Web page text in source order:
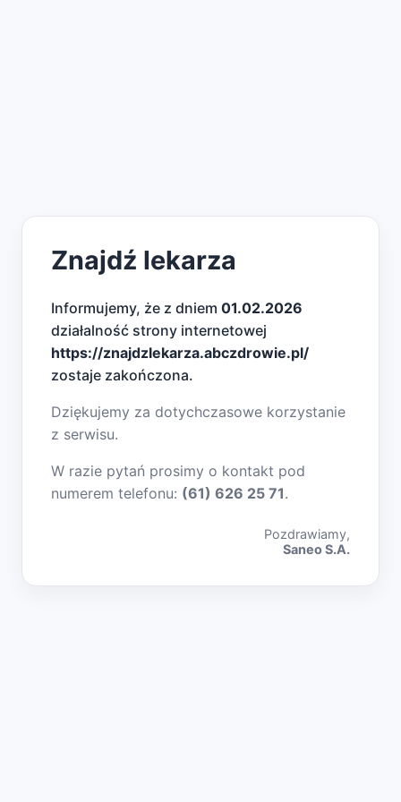
Znajdź lekarza
Informujemy, że z dniem 01.02.2026
działalność strony internetowej
https://znajdzlekarza.abczdrowie.pl/
zostaje zakończona.
Dziękujemy za dotychczasowe korzystanie
z serwisu.
W razie pytań prosimy o kontakt pod
numerem telefonu: (61) 626 25 71.
Pozdrawiamy,
Saneo S.A.